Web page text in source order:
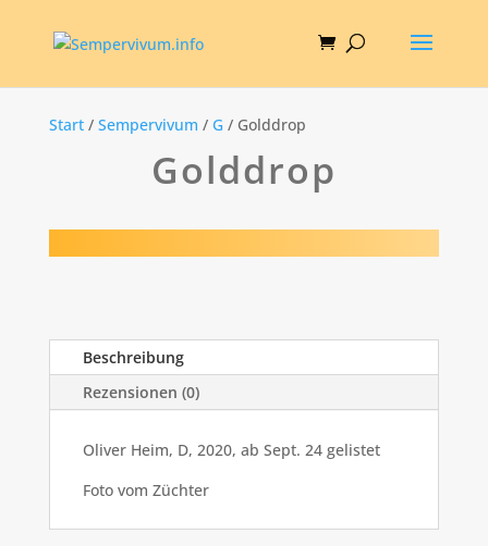
Start/ Sempervivum / G / Golddrop
Golddrop
Beschreibung
Rezensionen (0)
Oliver Heim, D, 2020, ab Sept. 24 gelistet
Foto vom Züchter